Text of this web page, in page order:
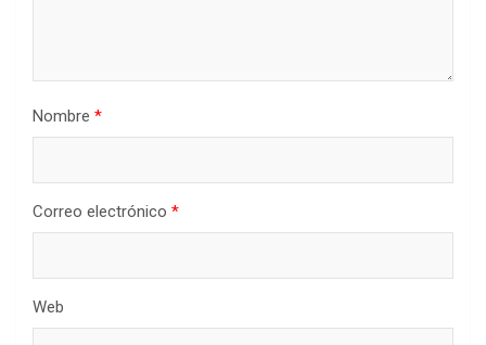
Nombre *
Correo electrónico *
Web